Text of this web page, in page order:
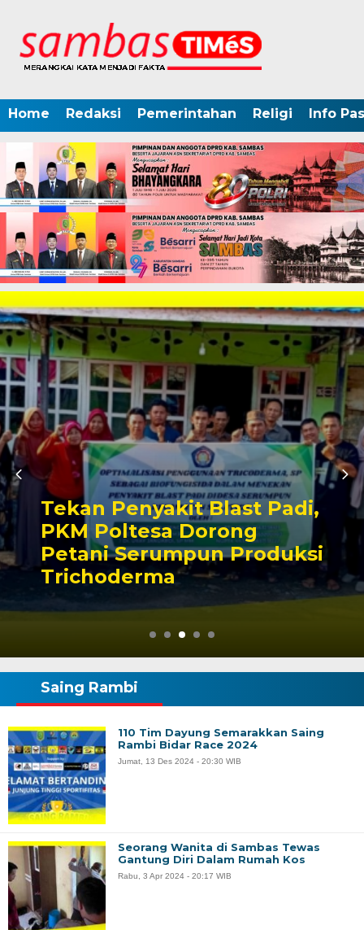
Home Redaksi Pemerintahan Religi Info
Tekan Penyakit Blast Padi,
PKM Poltesa Dorong
Petani Serumpun Produksi
Trichoderma
Saing Rambi
110 Tim Dayung Semarakkan Saing
Rambi Bidar Race 2024
Jumat, 13 Des 2024 - 20:30 WIB
Seorang Wanita di Sambas Tewas
Gantung Diri Dalam Rumah Kos
Rabu, 3 Apr 2024 - 20:17 WIB